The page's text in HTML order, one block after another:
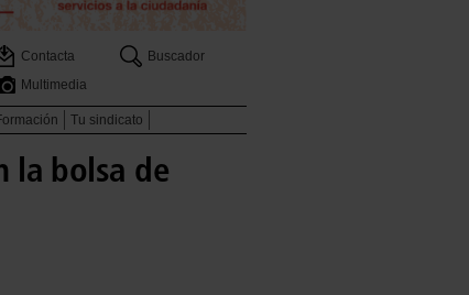
Contacta
Buscador
Multimedia
Tu sindicato
la bolsa de